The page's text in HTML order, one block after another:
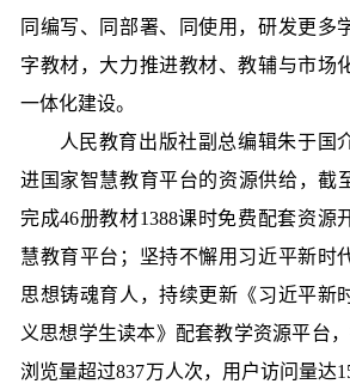
同编写、同部署、同使用，研发更多
字教材，大力推进教材、教辅与市场
一体化建设。
人民教育出版社副总编辑朱于国
进国家智慧教育平台的资源供给，截
完成46册教材1388课时免费配套资源
慧教育平台；坚持不懈用习近平新时
思想铸魂育人，持续更新《习近平新
义思想学生读本》配套教学资源平台
浏览量超过837万人次，用户访问量达